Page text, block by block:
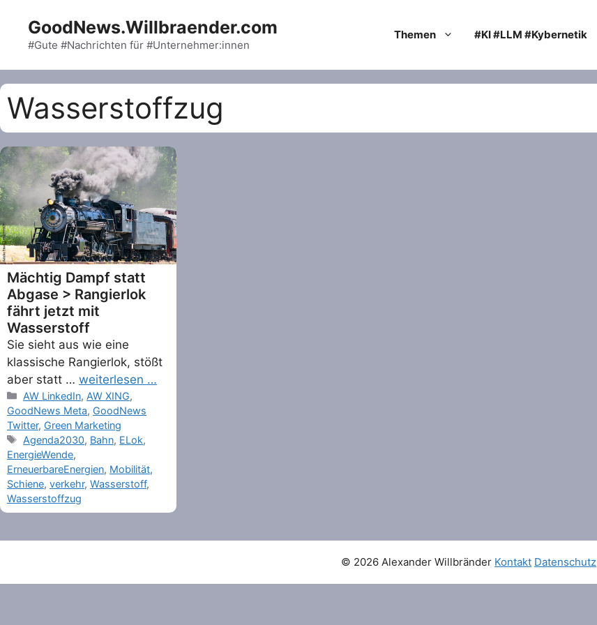
content
GoodNews.Willbraender.com
#Gute #Nachrichten für #Unternehmer:innen
Themen #KI #LLM #Kybernetik
Wasserstoffzug
Mächtig Dampf statt
Abgase > Rangierlok
fährt jetzt mit
Wasserstoff
Sie sieht aus wie eine
klassische Rangierlok, stößt
aber statt … weiterlesen …
Categories
AW LinkedIn, AW XING,
GoodNews Meta, GoodNews
Twitter, Green Marketing
Tags
Agenda2030, Bahn, ELok,
EnergieWende,
ErneuerbareEnergien, Mobilität,
Schiene, verkehr, Wasserstoff,
Wasserstoffzug
© 2026 Alexander Willbränder Kontakt Datenschutz